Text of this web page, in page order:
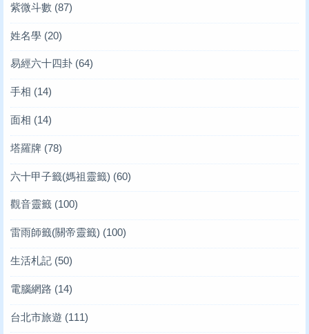
紫微斗數 (87)
姓名學 (20)
易經六十四卦 (64)
手相 (14)
面相 (14)
塔羅牌 (78)
六十甲子籤(媽祖靈籤) (60)
觀音靈籤 (100)
雷雨師籤(關帝靈籤) (100)
生活札記 (50)
電腦網路 (14)
台北市旅遊 (111)